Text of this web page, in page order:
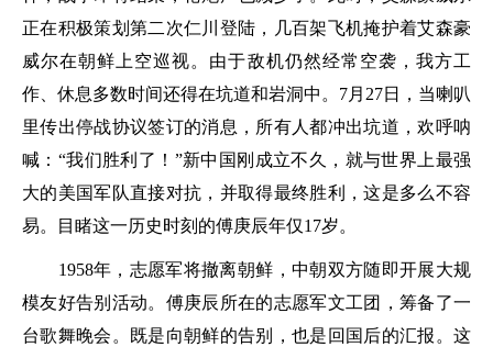
正在积极策划第二次仁川登陆，几百架飞机掩护着艾森豪
威尔在朝鲜上空巡视。由于敌机仍然经常空袭，我方工
作、休息多数时间还得在坑道和岩洞中。7月27日，当喇叭
里传出停战协议签订的消息，所有人都冲出坑道，欢呼呐
喊：“我们胜利了！”新中国刚成立不久，就与世界上最强
大的美国军队直接对抗，并取得最终胜利，这是多么不容
易。目睹这一历史时刻的傅庚辰年仅17岁。
1958年，志愿军将撤离朝鲜，中朝双方随即开展大规
模友好告别活动。傅庚辰所在的志愿军文工团，筹备了一
台歌舞晚会。既是向朝鲜的告别，也是回国后的汇报。这